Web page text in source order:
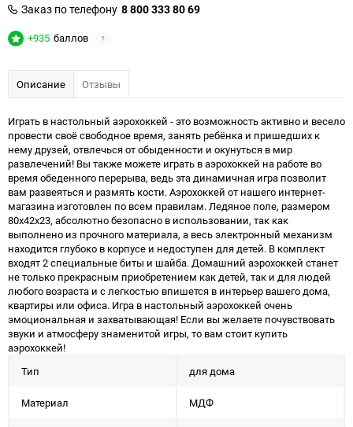
Заказ по телефону 8 800 333 80 69
+935 баллов ?
Описание Отзывы
Играть в настольный аэрохоккей - это возможность активно и весело
провести своё свободное время, занять ребёнка и пришедших к
нему друзей, отвлечься от обыденности и окунуться в мир
развлечений! Вы также можете играть в аэрохоккей на работе во
время обеденного перерыва, ведь эта динамичная игра позволит
вам развеяться и размять кости. Аэрохоккей от нашего интернет-
магазина изготовлен по всем правилам. Ледяное поле, размером
80х42х23, абсолютно безопасно в использовании, так как
выполнено из прочного материала, а весь электронный механизм
находится глубоко в корпусе и недоступен для детей. В комплект
входят 2 специальные биты и шайба. Домашний аэрохоккей станет
не только прекрасным приобретением как детей, так и для людей
любого возраста и с легкостью впишется в интерьер вашего дома,
квартиры или офиса. Игра в настольный аэрохоккей очень
эмоциональная и захватывающая! Если вы желаете почувствовать
звуки и атмосферу знаменитой игры, то вам стоит купить
аэрохоккей!
Тип
для дома
Материал МДФ